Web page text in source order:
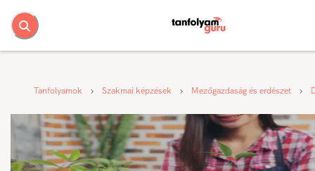
Tanfolyamok Szakmai képzések Mezőgazdaság és erdészet